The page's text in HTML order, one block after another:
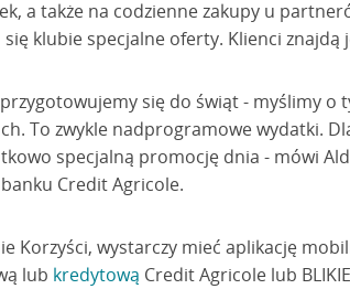
a także na codzienne zakupy u
klubie specjalne oferty. Klienci znajdą
się do świąt - myślimy o
To zwykle nadprogramowe wydatki.
specjalną promocję dnia - mówi
Credit Agricole.
Korzyści, wystarczy mieć aplikację
lub kredytową Credit Agricole lub